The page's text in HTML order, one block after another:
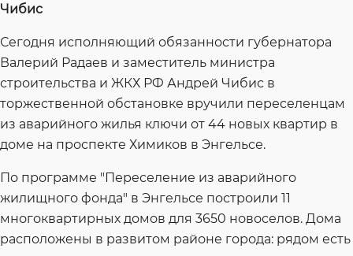
Чибис
Сегодня исполняющий обязанности губернатора
Валерий Радаев и заместитель министра
строительства и ЖКХ РФ Андрей Чибис в
торжественной обстановке вручили переселенцам
из аварийного жилья ключи от 44 новых квартир в
доме на проспекте Химиков в Энгельсе.
По программе "Переселение из аварийного
жилищного фонда" в Энгельсе построили 11
многоквартирных домов для 3650 новоселов. Дома
расположены в развитом районе города: рядом есть